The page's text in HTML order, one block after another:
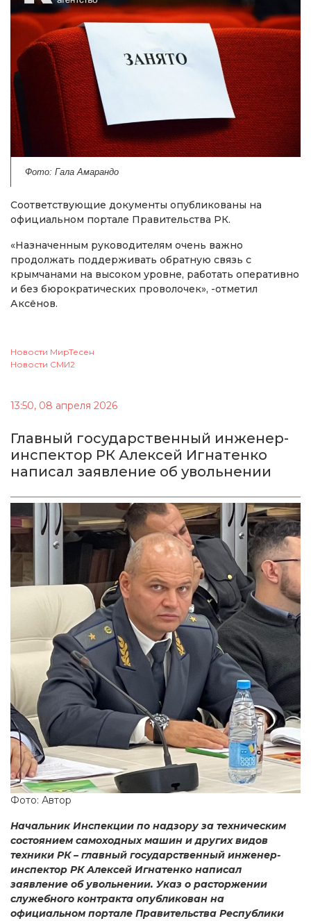
Фото: Гала Амарандо
Соответствующие документы опубликованы на
официальном портале Правительства РК.
«Назначенным руководителям очень важно
продолжать поддерживать обратную связь с
крымчанами на высоком уровне, работать оперативно
и без бюрократических проволочек», -отметил
Аксёнов.
Новости МирТесен
Новости СМИ2
13:50, 08 апреля 2026
Главный государственный инженер-
инспектор РК Алексей Игнатенко
написал заявление об увольнении
Фото: Автор
Начальник Инспекции по надзору за техническим
состоянием самоходных машин и других видов
техники РК – главный государственный инженер-
инспектор РК Алексей Игнатенко написал
заявление об увольнении. Указ о расторжении
служебного контракта опубликован на
официальном портале Правительства Республики